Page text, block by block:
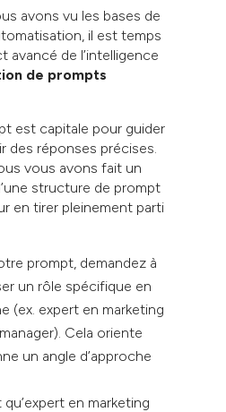
avons vu les bases de
il est temps
avancé de l’intelligence
de prompts
est capitale pour guider
des réponses précises.
vous avons fait un
structure de prompt
en tirer pleinement parti
prompt, demandez à
un rôle spécifique en
(ex. expert en marketing
Cela oriente
un angle d’approche
qu’expert en marketing